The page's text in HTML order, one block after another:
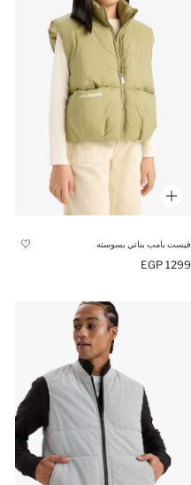
فيست بامب بناتي بسوسته
1299 EGP